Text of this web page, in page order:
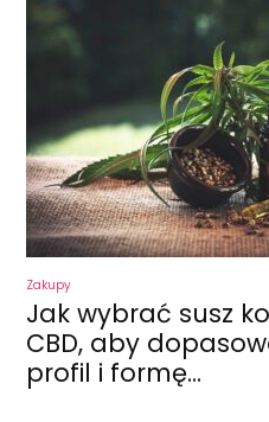
Zakupy
Jak wybrać susz
CBD, aby
profil i formę...